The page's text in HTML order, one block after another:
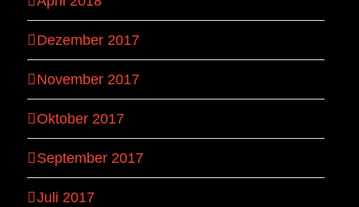
Dezember 2017
November 2017
Oktober 2017
September 2017
Juli 2017